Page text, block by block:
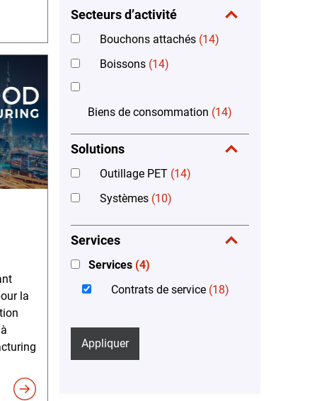
la
Secteurs d’activité
Bouchons attachés (14)
Boissons (14)
Biens de consommation (14)
Solutions
Outillage PET (14)
Systèmes (10)
Services
Services (4)
Contrats de service (18)
Appliquer